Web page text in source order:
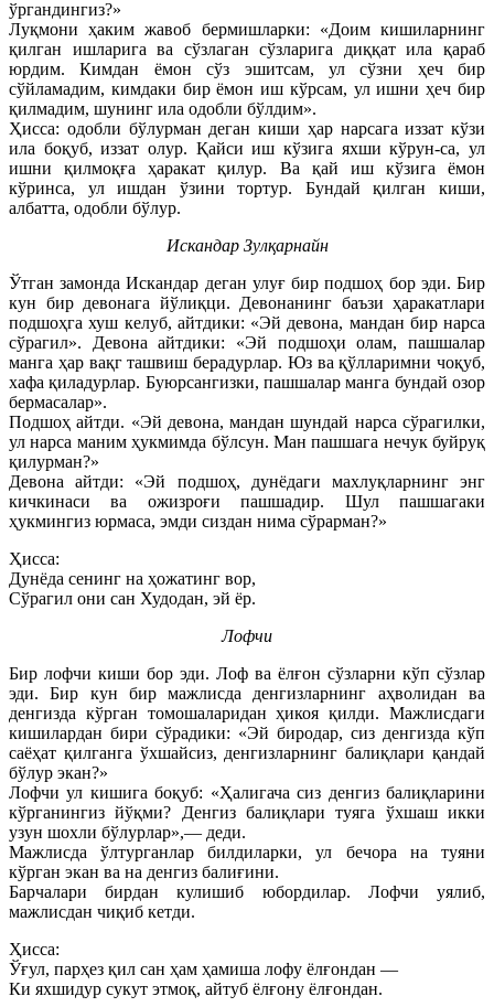
ўргандингиз?»
Луқмони ҳаким жавоб бермишларки: «Доим кишиларнинг
қилган ишларига ва сўзлаган сўзларига диққат ила қараб
юрдим. Кимдан ёмон сўз эшитсам, ул сўзни ҳеч бир
сўйламадим, кимдаки бир ёмон иш кўрсам, ул ишни ҳеч бир
қилмадим, шунинг ила одобли бўлдим».
Ҳисса: одобли бўлурман деган киши ҳар нарсага иззат кўзи
ила боқуб, иззат олур. Қайси иш кўзига яхши кўрун-са, ул
ишни қилмоқға ҳаракат қилур. Ва қай иш кўзига ёмон
кўринса, ул ишдан ўзини тортур. Бундай қилган киши,
албатта, одобли бўлур.
Искандар Зулқарнайн
Ўтган замонда Искандар деган улуғ бир подшоҳ бор эди. Бир
кун бир девонага йўлиқци. Девонанинг баъзи ҳаракатлари
подшоҳга хуш келуб, айтдики: «Эй девона, мандан бир нарса
сўрагил». Девона айтдики: «Эй подшоҳи олам, пашшалар
манга ҳар вақг ташвиш берадурлар. Юз ва қўлларимни чоқуб,
хафа қиладурлар. Буюрсангизки, пашшалар манга бундай озор
бермасалар».
Подшоҳ айтди. «Эй девона, мандан шундай нарса сўрагилки,
ул нарса маним ҳукмимда бўлсун. Ман пашшага нечук буйруқ
қилурман?»
Девона айтди: «Эй подшоҳ, дунёдаги махлуқларнинг энг
кичкинаси ва ожизроғи пашшадир. Шул пашшагаки
ҳукмингиз юрмаса, эмди сиздан нима сўрарман?»
Ҳисса:
Дунёда сенинг на ҳожатинг вор,
Сўрагил они сан Худодан, эй ёр.
Лофчи
Бир лофчи киши бор эди. Лоф ва ёлғон сўзларни кўп сўзлар
эди. Бир кун бир мажлисда денгизларнинг аҳволидан ва
денгизда кўрган томошаларидан ҳикоя қилди. Мажлисдаги
кишилардан бири сўрадики: «Эй биродар, сиз денгизда кўп
саёҳат қилганга ўхшайсиз, денгизларнинг балиқлари қандай
бўлур экан?»
Лофчи ул кишига боқуб: «Ҳалигача сиз денгиз балиқларини
кўрганингиз йўқми? Денгиз балиқлари туяга ўхшаш икки
узун шохли бўлурлар»,— деди.
Мажлисда ўлтурганлар билдиларки, ул бечора на туяни
кўрган экан ва на денгиз балиғини.
Барчалари бирдан кулишиб юбордилар. Лофчи уялиб,
мажлисдан чиқиб кетди.
Ҳисса:
Ўғул, парҳез қил сан ҳам ҳамиша лофу ёлғондан —
Ки яхшидур сукут этмоқ, айтуб ёлғону ёлғондан.